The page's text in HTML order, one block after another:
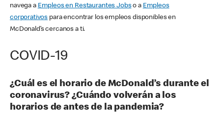
navega a Empleos en Restaurantes Jobso a Empleos
corporativos para encontrar los empleos disponibles en
McDonald’s cercanos a ti.
COVID-19
¿Cuál es el horario de McDonald’s durante el
coronavirus? ¿Cuándo volverán a los
horarios de antes de la pandemia?